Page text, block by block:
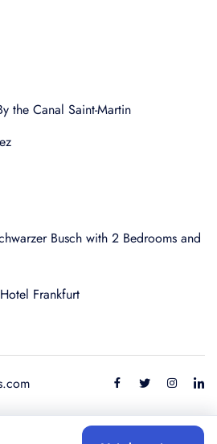
the Canal Saint-Martin
Busch with 2 Bedrooms and
Frankfurt